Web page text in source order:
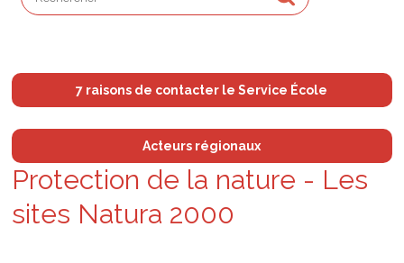
7 raisons de contacter le Service École
Acteurs régionaux
Pro­tec­tion de la nature - Les
sites Natura 2000